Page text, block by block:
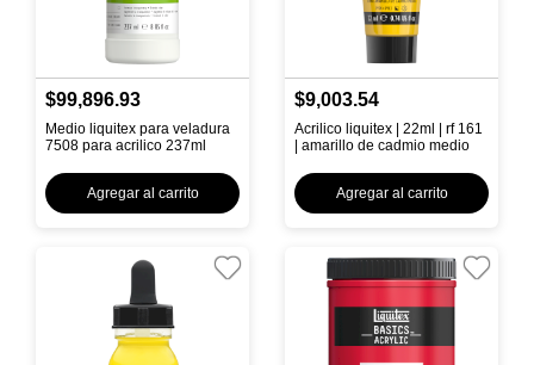
$99,896.93
Medio liquitex para veladura
7508 para acrilico 237ml
Agregar al carrito
$9,003.54
Acrilico liquitex | 22ml | rf 161
| amarillo de cadmio medio
Agregar al carrito